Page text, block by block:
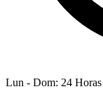
Lun - Dom: 24 Horas